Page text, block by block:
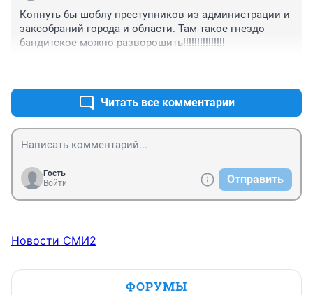
Копнуть бы шоблу преступников из администрации и
заксобраний города и области. Там такое гнездо
бандитское можно разворошить!!!!!!!!!!!!!!!
Читать все комментарии
Гость
Войти
Отправить
Новости СМИ2
ФОРУМЫ